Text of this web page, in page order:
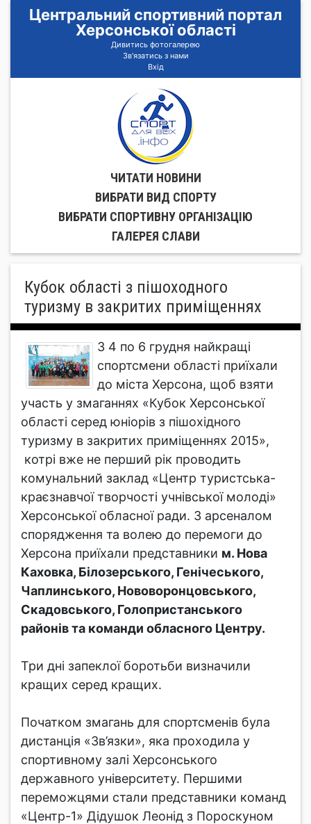
Центральний спортивний портал
Херсонської області
Дивитись фотогалерею
Зв'язатись з нами
Вхід
ЧИТАТИ НОВИНИ
ВИБРАТИ ВИД СПОРТУ
ВИБРАТИ СПОРТИВНУ ОРГАНIЗАЦIЮ
ГАЛЕРЕЯ СЛАВИ
Кубок області з пішоходного
туризму в закритих приміщеннях
З 4 по 6 грудня найкращі
спортсмени області приїхали
до міста Херсона, щоб взяти
участь у змаганнях «Кубок Херсонської
області серед юніорів з пішохідного
туризму в закритих приміщеннях 2015»,
котрі вже не перший рік проводить
комунальний заклад «Центр туристська-
краєзнавчої творчості учнівської молоді»
Херсонської обласної ради. З арсеналом
спорядження та волею до перемоги до
Херсона приїхали представники м. Нова
Каховка, Білозерського, Генічеського,
Чаплинського, Нововоронцовського,
Скадовського, Голопристанського
районів та команди обласного Центру.
Три дні запеклої боротьби визначили
кращих серед кращих.
Початком змагань для спортсменів була
дистанція «Зв’язки», яка проходила у
спортивному залі Херсонського
державного університету. Першими
переможцями стали представники команд
«Центр-1» Дідушок Леонід з Пороскуном